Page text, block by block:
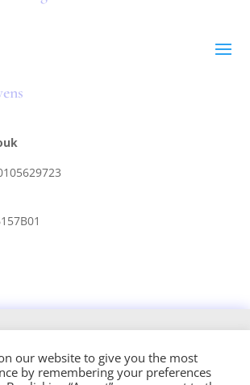
our website to give you the most
by remembering your preferences